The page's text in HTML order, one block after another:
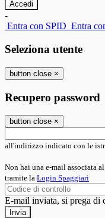
-
Entra con SPID Entra
Seleziona utente
button close ×
Recupero password
button close ×
all'indirizzo indicato con le
Non hai una e-mail associata
tramite la Login Spaggiari
E-mail inviata, si prega di